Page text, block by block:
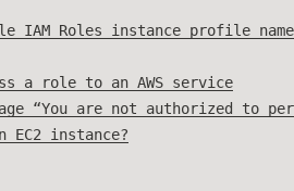
IAM Roles instance_profile_name
a role to an AWS service
“You are not authorized to
instance?